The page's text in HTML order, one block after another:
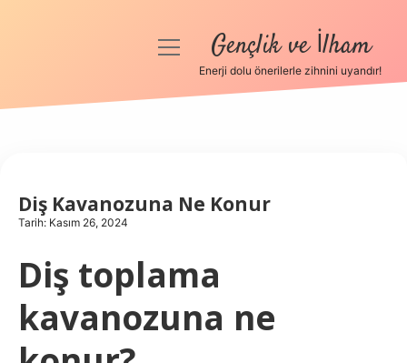
Anasayfa
Hakkımızda
menüyüGençlik ve İlham
Enerji dolu önerilerle zihnini uyandır!
Diş Kavanozuna Ne Konur
Tarih: Kasım 26, 2024
Diş toplama
kavanozuna ne